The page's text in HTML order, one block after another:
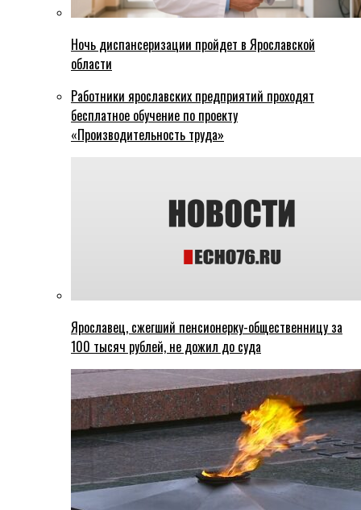
Ночь диспансеризации пройдет в Ярославской
области
Работники ярославских предприятий проходят
бесплатное обучение по проекту
«Производительность труда»
Ярославец, сжегший пенсионерку-общественницу за
100 тысяч рублей, не дожил до суда